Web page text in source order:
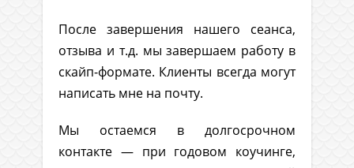
После завершения нашего сеанса,
отзыва и т.д. мы завершаем работу в
скайп-формате. Клиенты всегда могут
написать мне на почту.
Мы остаемся в долгосрочном
контакте — при годовом коучинге,